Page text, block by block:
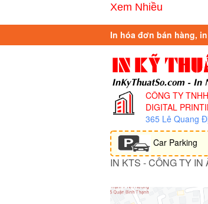
Xem Nhiều
In hóa đơn bán hàng,
CÔNG TY
DIGITAL
365 Lê Quang
Car Parking
IN KTS - CÔNG TY